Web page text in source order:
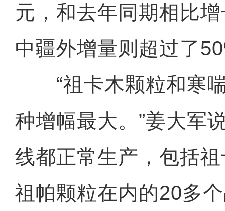
元，和去年同期相比
中疆外增量则超过了
“祖卡木颗粒和寒喘
种增幅最大。”姜大军
线都正常生产，包括
祖帕颗粒在内的20多